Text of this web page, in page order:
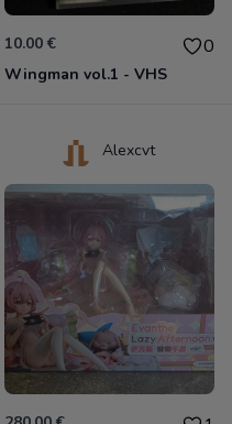
10.00 € 0
Wingman vol.1 - VHS
Alexcvt